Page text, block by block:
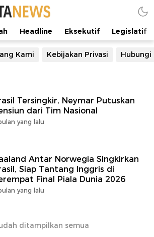
Kebenaran
Headline Eksekutif Legislatif
Kami Kebijakan Privasi Hubungi
Tersingkir, Neymar Putuskan
dari Tim Nasional
yang lalu
Antar Norwegia Singkirkan
Siap Tantang Inggris di
Final Piala Dunia 2026
yang lalu
ditampilkan semua